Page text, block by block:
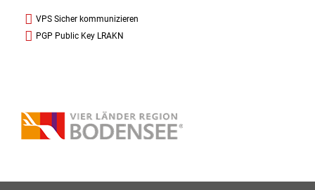
VPS Sicher kommunizieren
PGP Public Key LRAKN